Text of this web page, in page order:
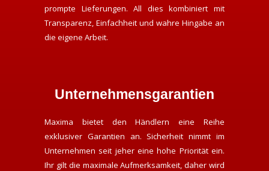
prompte Lieferungen. All dies kombiniert mit
Transparenz, Einfachheit und wahre Hingabe an
die eigene Arbeit.
Unternehmensgarantien
Maxima bietet den Händlern eine Reihe
exklusiver Garantien an. Sicherheit nimmt im
Unternehmen seit jeher eine hohe Priorität ein.
Ihr gilt die maximale Aufmerksamkeit, daher wird